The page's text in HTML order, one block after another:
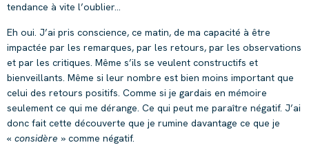
tendance à vite l’oublier…
Eh oui. J’ai pris conscience, ce matin, de ma capacité à être
impactée par les remarques, par les retours, par les observations
et par les critiques. Même s’ils se veulent constructifs et
bienveillants. Même si leur nombre est bien moins important que
celui des retours positifs. Comme si je gardais en mémoire
seulement ce qui me dérange. Ce qui peut me paraître négatif. J’ai
donc fait cette découverte que je rumine davantage ce que je
« considère » comme négatif.